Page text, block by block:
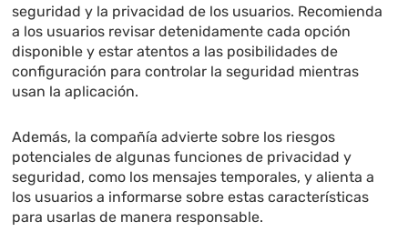
seguridad y la privacidad de los usuarios. Recomienda
a los usuarios revisar detenidamente cada opción
disponible y estar atentos a las posibilidades de
configuración para controlar la seguridad mientras
usan la aplicación.
Además, la compañía advierte sobre los riesgos
potenciales de algunas funciones de privacidad y
seguridad, como los mensajes temporales, y alienta a
los usuarios a informarse sobre estas características
para usarlas de manera responsable.